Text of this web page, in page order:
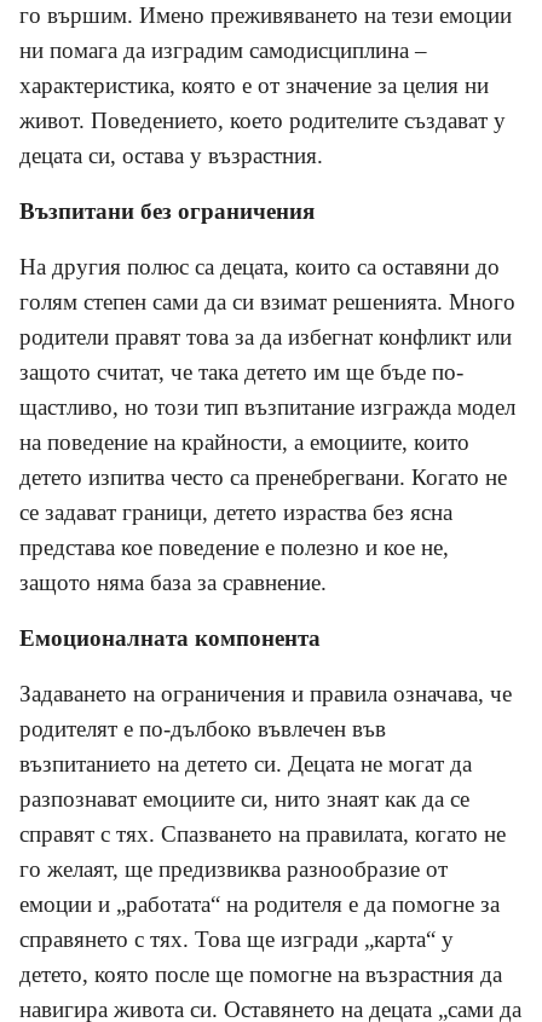
го вършим. Имено преживяването на тези емоции
ни помага да изградим самодисциплина –
характеристика, която е от значение за целия ни
живот. Поведението, което родителите създават у
децата си, остава у възрастния.
Възпитани без ограничения
На другия полюс са децата, които са оставяни до
голям степен сами да си взимат решенията. Много
родители правят това за да избегнат конфликт или
защото считат, че така детето им ще бъде по-
щастливо, но този тип възпитание изгражда модел
на поведение на крайности, а емоциите, които
детето изпитва често са пренебрегвани. Когато не
се задават граници, детето израства без ясна
представа кое поведение е полезно и кое не,
защото няма база за сравнение.
Емоционалната компонента
Задаването на ограничения и правила означава, че
родителят е по-дълбоко въвлечен във
възпитанието на детето си. Децата не могат да
разпознават емоциите си, нито знаят как да се
справят с тях. Спазването на правилата, когато не
го желаят, ще предизвиква разнообразие от
емоции и „работата“ на родителя е да помогне за
справянето с тях. Това ще изгради „карта“ у
детето, която после ще помогне на възрастния да
навигира живота си. Оставянето на децата „сами да